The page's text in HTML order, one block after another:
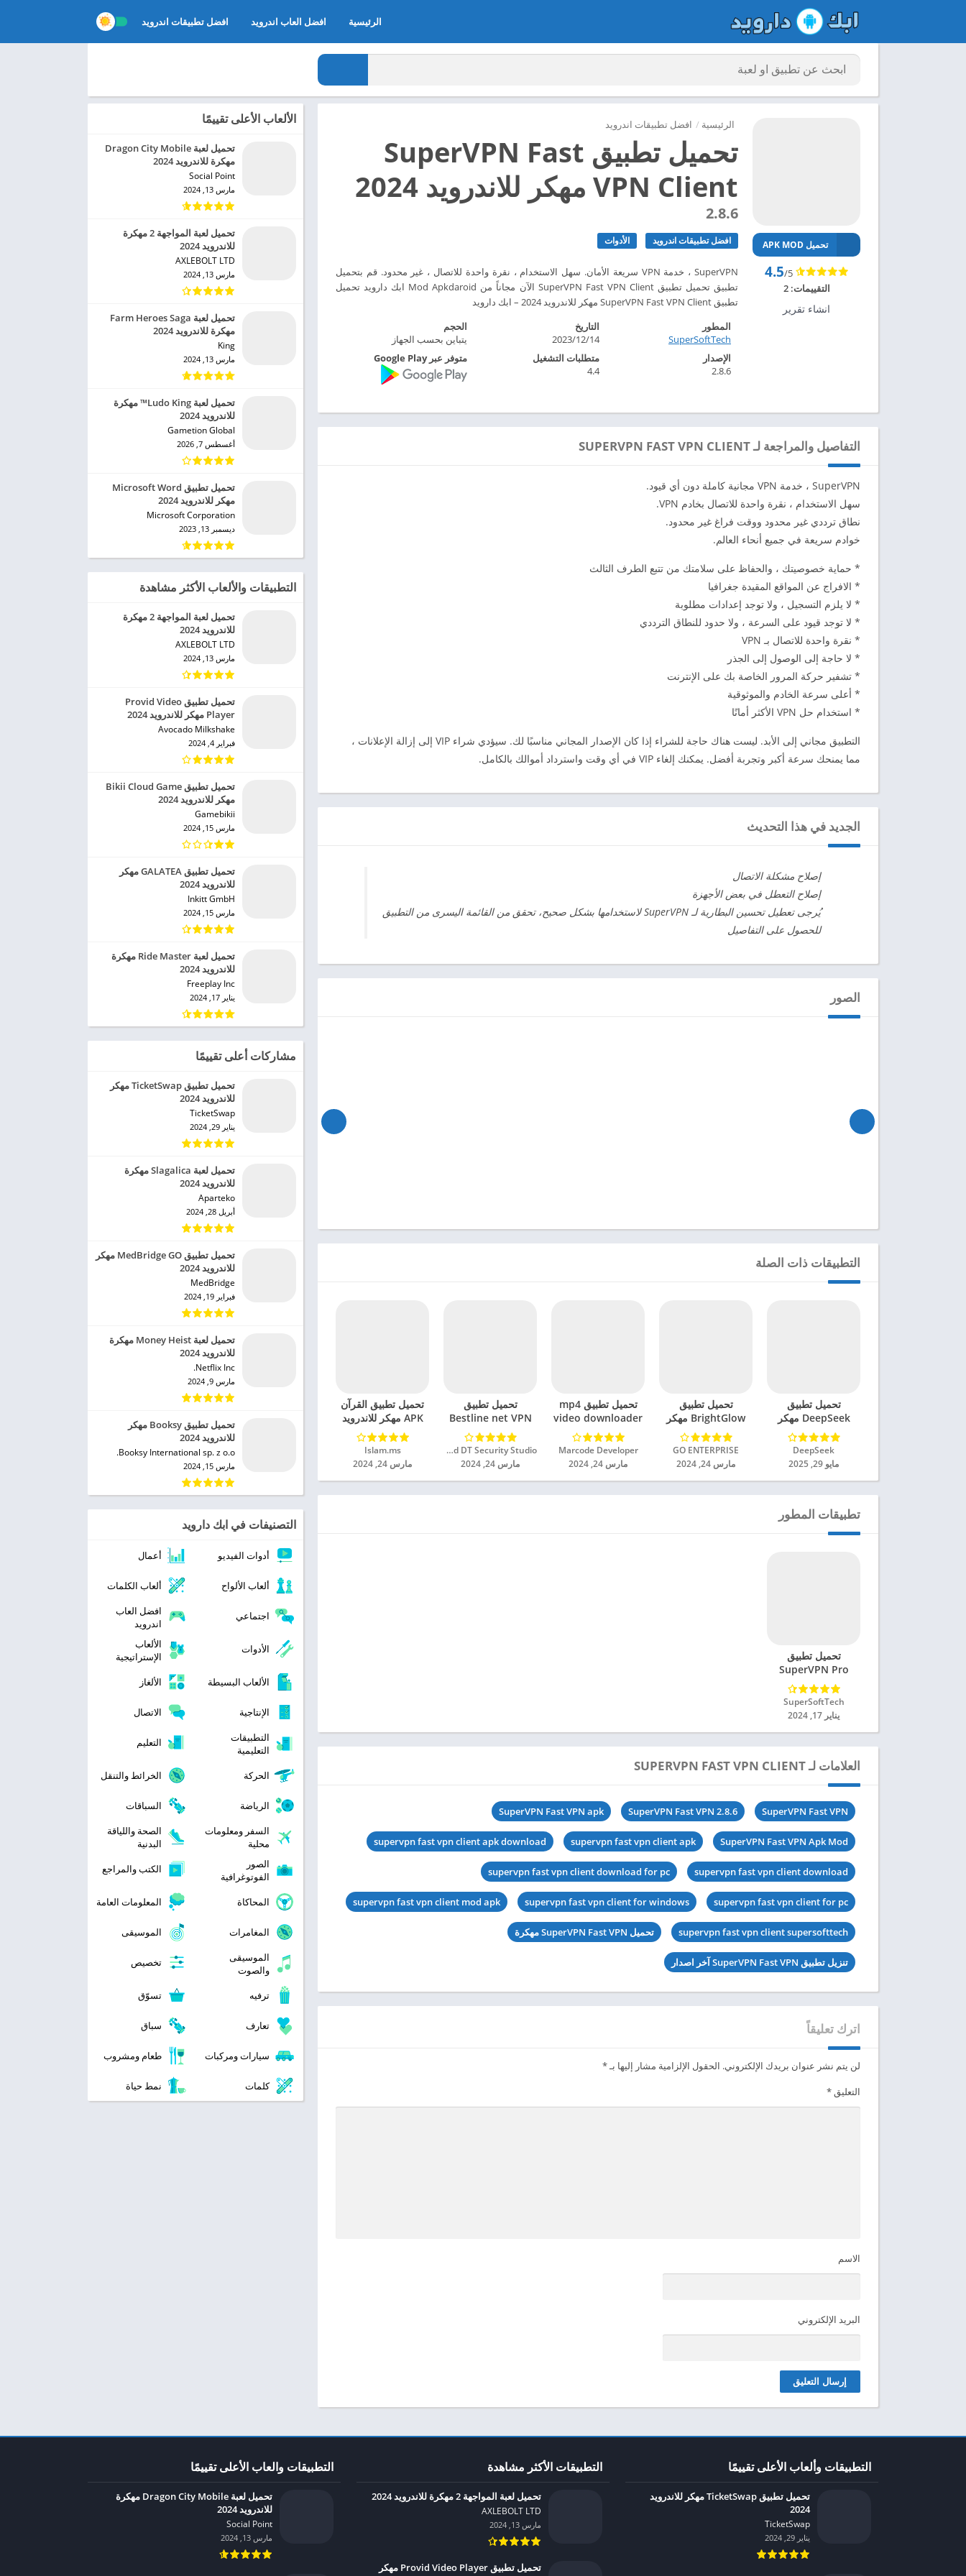
الرئيسية افضل العاب اندرويد افضل تطبيقات اندرويد
الرئيسية / افضل تطبيقات اندرويد
تحميل تطبيق SuperVPN Fast
VPN Client مهكر للاندرويد 2024
2.8.6
افضل تطبيقات اندرويد الأدوات
SuperVPN ، خدمة VPN سريعة الأمان. سهل الاستخدام ، نقرة واحدة للاتصال ، غير محدود. قم بتحميل
تطبيق تحميل تطبيق SuperVPN Fast VPN Client الآن مجاناً من Mod Apkdaroid ابك دارويد تحميل
تطبيق SuperVPN Fast VPN Client مهكر للاندرويد 2024 – ابك دارويد
تحميل APK MOD
4.5/5
التقييمات:2
انشاء تقرير
المطور
SuperSoftTech‏
التاريخ
2023/12/14
الحجم
يتباين بحسب الجهاز
الإصدار
2.8.6
متطلبات التشغيل
4.4
متوفر عبر Google Play
التفاصيل والمراجعة لـ SUPERVPN FAST VPN CLIENT
SuperVPN ، خدمة VPN مجانية كاملة دون أي قيود.
سهل الاستخدام ، نقرة واحدة للاتصال بخادم VPN.
نطاق ترددي غير محدود ووقت فراغ غير محدود.
خوادم سريعة في جميع أنحاء العالم.
* حماية خصوصيتك ، والحفاظ على سلامتك من تتبع الطرف الثالث
* الافراج عن المواقع المقيدة جغرافيا
* لا يلزم التسجيل ، ولا توجد إعدادات مطلوبة
* لا توجد قيود على السرعة ، ولا حدود للنطاق الترددي
* نقرة واحدة للاتصال بـ VPN
* لا حاجة إلى الوصول إلى الجذر
* تشفير حركة المرور الخاصة بك على الإنترنت
* أعلى سرعة الخادم والموثوقية
* استخدام حل VPN الأكثر أمانًا
التطبيق مجاني إلى الأبد. ليست هناك حاجة للشراء إذا كان الإصدار المجاني مناسبًا لك. سيؤدي شراء VIP إلى إزالة الإعلانات ،
مما يمنحك سرعة أكبر وتجربة أفضل. يمكنك إلغاء VIP في أي وقت واسترداد أموالك بالكامل.
الجديد في هذا التحديث
إصلاح مشكلة الاتصال
إصلاح التعطل في بعض الأجهزة
يُرجى تعطيل تحسين البطارية لـ SuperVPN لاستخدامها بشكل صحيح، تحقق من القائمة اليسرى من التطبيق
للحصول على التفاصيل
الصور
التطبيقات ذات الصلة
تحميل تطبيق
DeepSeek مهكر
للاندرويد 2025
DeepSeek‏
مايو 29, 2025
تحميل تطبيق
BrightGlow مهكر
للاندرويد 2024
GO ENTERPRISE‏
مارس 24, 2024
تحميل تطبيق mp4
video downloader
مهكر للاندرويد 2024
Marcode Developer‏
مارس 24, 2024
تحميل تطبيق
Bestline net VPN
مهكر للاندرويد 2024
Unlimited DT Security Studio‏
مارس 24, 2024
تحميل تطبيق القرآن
APK مهكر للاندرويد
2024
Islam.ms‏
مارس 24, 2024
تطبيقات المطور
تحميل تطبيق
SuperVPN Pro
مهكر للاندرويد 2024
SuperSoftTech‏
يناير 17, 2024
العلامات لـ SUPERVPN FAST VPN CLIENT
SuperVPN Fast VPN
SuperVPN Fast VPN 2.8.6
SuperVPN Fast VPN apk
SuperVPN Fast VPN Apk Mod
supervpn fast vpn client apk
supervpn fast vpn client apk download
supervpn fast vpn client download
supervpn fast vpn client download for pc
supervpn fast vpn client for pc
supervpn fast vpn client for windows
supervpn fast vpn client mod apk
supervpn fast vpn client supersofttech تحميل SuperVPN Fast VPN مهكرة
تنزيل تطبيق SuperVPN Fast VPN آخر اصدار
اترك تعليقاً
لن يتم نشر عنوان بريدك الإلكتروني. الحقول الإلزامية مشار إليها بـ*
التعليق*
الاسم
البريد الإلكتروني
الألعاب الأعلى تقييمًا
تحميل لعبة Dragon City Mobile
مهكرة للاندرويد 2024
Social Point‏
مارس 13, 2024
تحميل لعبة المواجهة 2 مهكرة
للاندرويد 2024
AXLEBOLT LTD‏
مارس 13, 2024
تحميل لعبة Farm Heroes Saga
مهكرة للاندرويد 2024
King‏
مارس 13, 2024
تحميل لعبة Ludo King™ مهكرة
للاندرويد 2024
Gametion Global‏
أغسطس 7, 2026
تحميل تطبيق Microsoft Word
مهكر للاندرويد 2024
Microsoft Corporation‏
ديسمبر 13, 2023
التطبيقات والألعاب الأكثر مشاهدة
تحميل لعبة المواجهة 2 مهكرة
للاندرويد 2024
AXLEBOLT LTD‏
مارس 13, 2024
تحميل تطبيق Provid Video
Player مهكر للاندرويد 2024
Avocado Milkshake‏
فبراير 4, 2024
تحميل تطبيق Bikii Cloud Game
مهكر للاندرويد 2024
Gamebikii‏
مارس 15, 2024
تحميل تطبيق GALATEA مهكر
للاندرويد 2024
Inkitt GmbH‏
مارس 15, 2024
تحميل لعبة Ride Master مهكرة
للاندرويد 2024
Freeplay Inc‏
يناير 17, 2024
مشاركات أعلى تقييمًا
تحميل تطبيق TicketSwap مهكر
للاندرويد 2024
TicketSwap‏
يناير 29, 2024
تحميل لعبة Slagalica مهكرة
للاندرويد 2024
Aparteko‏
أبريل 28, 2024
تحميل تطبيق MedBridge GO مهكر
للاندرويد 2024
MedBridge‏
فبراير 19, 2024
تحميل لعبة Money Heist مهكرة
للاندرويد 2024
Netflix Inc.‏
مارس 9, 2024
تحميل تطبيق Booksy مهكر
للاندرويد 2024
Booksy International sp. z o.o.‏
مارس 15, 2024
التصنيفات في ابك دارويد
أدوات الفيديو أعمال
ألعاب الألواح ألعاب الكلمات
اجتماعي
افضل العاب
اندرويد
الأدوات
الألعاب
الإستراتيجية
الألعاب البسيطة
الألغاز
الإنتاجية
الاتصال
التطبيقات
التعليمية
التعليم
الحركة الخرائط والتنقل
الرياضة
السباقات
السفر ومعلومات
محلية
الصحة واللياقة
البدنية
الصور
الفوتوغرافية
الكتب والمراجع
المحاكاة المعلومات العامة
المغامرات
الموسيقى
الموسيقى
والصوت
تخصيص
ترفيه تسوّق
تعارف سباق
سيارات ومركبات طعام ومشروب
كلمات نمط حياة
التطبيقات والعاب الأعلى تقييمًا
تحميل لعبة Dragon City Mobile مهكرة
للاندرويد 2024
Social Point‏
مارس 13, 2024
التطبيقات الأكثر مشاهدة
تحميل لعبة المواجهة 2 مهكرة للاندرويد 2024
AXLEBOLT LTD‏
مارس 13, 2024
تحميل تطبيق Provid Video Player مهكر
التطبيقات وألعاب الأعلى تقييمًا
تحميل تطبيق TicketSwap مهكر للاندرويد
2024
TicketSwap‏
يناير 29, 2024